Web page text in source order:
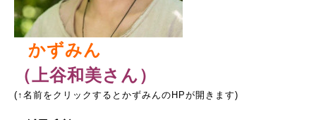
かずみん
（上谷和美さん）
(↑名前をクリックするとかずみんのHPが開きます)